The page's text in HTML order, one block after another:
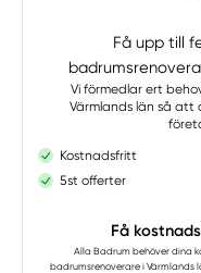
Få upp till
Vi förmedlar ert
Värmlands län så att
Kostnadsfritt
5st offerter
Få
Alla Badrum behöver dina
badrumsrenoverare i Värmlands